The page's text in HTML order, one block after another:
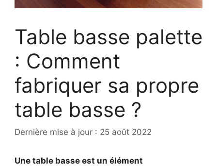
Table basse palette
: Comment
fabriquer sa propre
table basse ?
Dernière mise à jour : 25 août 2022
Une table basse est un élément